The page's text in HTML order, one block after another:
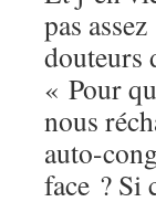
pas
douteurs
« Pour
nous
auto-
face ? Si